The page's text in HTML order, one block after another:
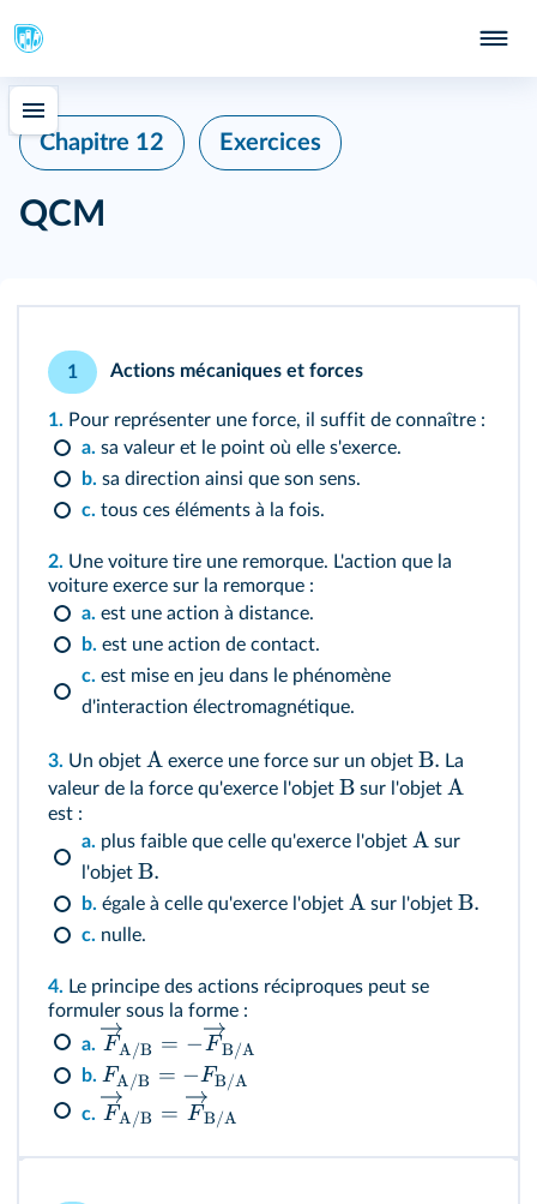
Chapitre 12 Exercices
QCM
1 Actions mécaniques et forces
1. Pour représenter une force, il suffit de connaître :
a. sa valeur et le point où elle s'exerce.
b. sa direction ainsi que son sens.
c. tous ces éléments à la fois.
2. Une voiture tire une remorque. L'action que la
voiture exerce sur la remorque :
a. est une action à distance.
b. est une action de contact.
c. est mise en jeu dans le phénomène
d'interaction électromagnétique.
3. Un objet A exerce une force sur un objet B. La
valeur de la force qu'exerce l'objet B sur l'objet A
est :
a. plus faible que celle qu'exerce l'objet A sur
l'objet B.
b. égale à celle qu'exerce l'objet A sur l'objet B.
c. nulle.
4. Le principe des actions réciproques peut se
formuler sous la forme :
a. FA/B = −FB/A
b. FA/B = −FB/A
c. FA/B = FB/A